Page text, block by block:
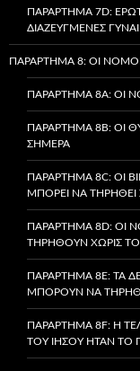
ΠΑΡΆΡΤΗΜΑ 7D:
ΔΙΑΖΕΥΓΜΈΝΕΣ
ΠΑΡΆΡΤΗΜΑ 8: ΟΙ
ΠΑΡΆΡΤΗΜΑ 8A: ΟΙ
ΠΑΡΆΡΤΗΜΑ 8B: ΟΙ
ΣΉΜΕΡΑ
ΠΑΡΆΡΤΗΜΑ 8C: ΟΙ
ΜΠΟΡΕΊ ΝΑ ΤΗΡΗΘΕΊ
ΠΑΡΆΡΤΗΜΑ 8D: ΟΙ
ΤΗΡΗΘΟΎΝ ΧΩΡΊΣ
ΠΑΡΆΡΤΗΜΑ 8E: ΤΑ
ΜΠΟΡΟΎΝ ΝΑ
ΠΑΡΆΡΤΗΜΑ 8F: Η
ΤΟΥ ΙΗΣΟΎ ΉΤΑΝ ΤΟ